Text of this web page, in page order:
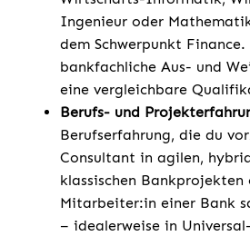
Ingenieur oder
dem Schwerpunkt
bankfachliche Aus- und
eine vergleichbare
Berufs- und
Berufserfahrung, die du
Consultant in agilen,
klassischen Bankprojekten
Mitarbeiter:in einer Bank
– idealerweise in